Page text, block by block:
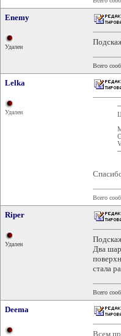
Enemy
Удален
Всего
Lelka
Удален
Всего
Riper
Удален
Два
стала
Всего
Deema
Всем